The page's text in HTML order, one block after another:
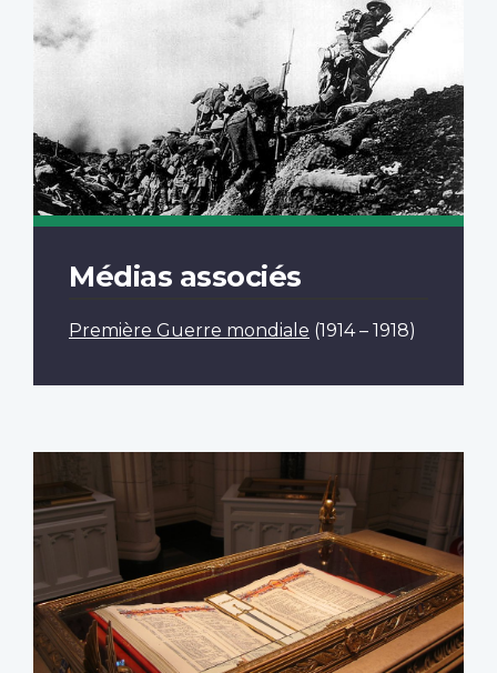
Médias associés
Première Guerre mondiale (1914 – 1918)